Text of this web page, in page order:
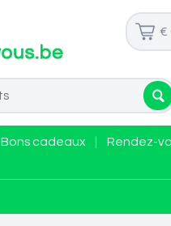
€
Bons cadeaux
Rendez-